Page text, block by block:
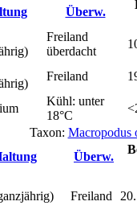
Überw.
Freiland
überdacht
Freiland
Kühl: unter
18°C
Taxon: Macropodus
Überw.
Freiland